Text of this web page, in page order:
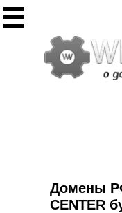
Инструменты
Массовый Whois
Регистрация
CHMOD
Домены
CENTER